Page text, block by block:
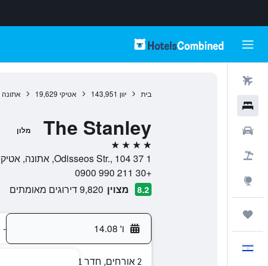
בית יוון 143,951 אטיקי 19,629 אתונה
The Stanley מלון
4 כוכבים
1 Odisseos Str., 104 37, אתונה, אטיקי, יוון
+30 211 990 0900
8.2 מצוין 9,820 דירוגים מאומתים
ו' 14.08 -
2 אורחים, חדר 1